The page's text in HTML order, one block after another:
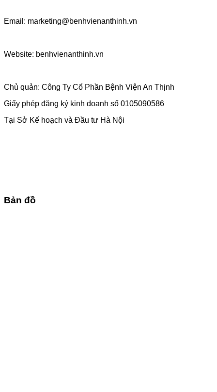
Email: marketing@benhvienanthinh.vn
Website: benhvienanthinh.vn
Chủ quản: Công Ty Cổ Phần Bệnh Viện An Thịnh
Giấy phép đăng ký kinh doanh số 0105090586
Tại Sở Kế hoạch và Đầu tư Hà Nội
Bản đồ